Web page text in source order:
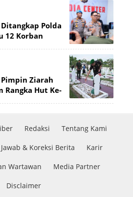
Polda
12 Korban
Ziarah
Rangka Hut Ke-
Redaksi Tentang Kami
& Koreksi Berita Karir
Wartawan Media Partner
Disclaimer